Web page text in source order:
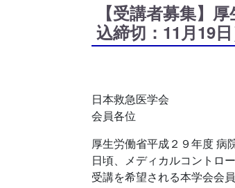
【受講者募集】
込締切：11月19日
日本救急医学会
会員各位
厚生労働省平成２９年度 病
日頃、メディカルコントロ
受講を希望される本学会会